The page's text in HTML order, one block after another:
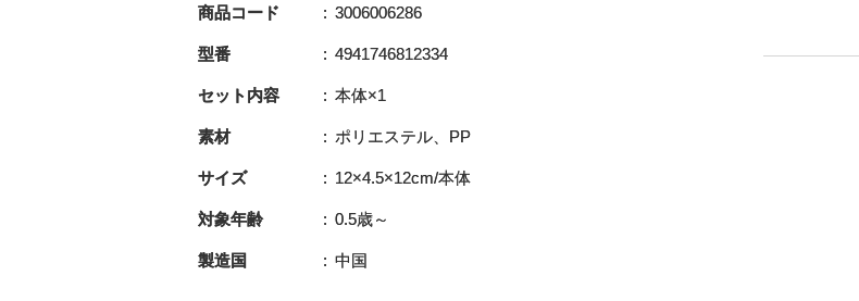
商品コード 3006006286
型番 4941746812334
セット内容 本体×1
素材 ポリエステル、PP
サイズ 12×4.5×12cm/本体
対象年齢 0.5歳～
製造国 中国